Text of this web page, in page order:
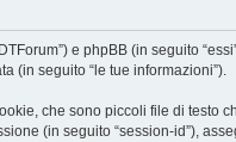
e phpBB (in seguito
(in seguito “le tue informazioni”).
che sono piccoli file di testo
(in seguito “session-id”),